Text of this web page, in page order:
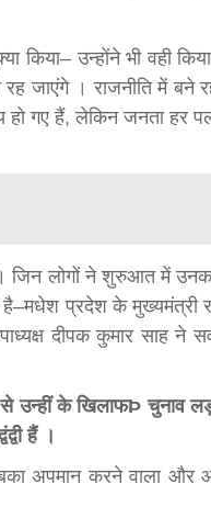
उन्होंने भी वही
जाएंगे । राजनीति में बने
हो गए हैं, लेकिन जनता हर
लोगों ने शुरुआत में
प्रदेश के मुख्यमंत्री
दीपक कुमार साह ने
से उन्हीं के खिलाफÞ चुनाव
हैं ।
अपमान करने वाला और